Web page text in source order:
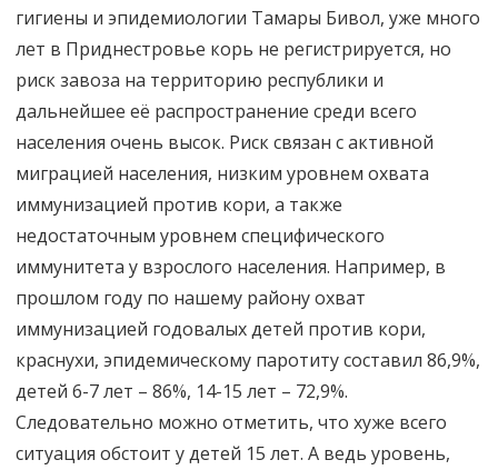
гигиены и эпидемиологии Тамары Бивол, уже много
лет в Приднестровье корь не регистрируется, но
риск завоза на территорию республики и
дальнейшее её распространение среди всего
населения очень высок. Риск связан с активной
миграцией населения, низким уровнем охвата
иммунизацией против кори, а также
недостаточным уровнем специфического
иммунитета у взрослого населения. Например, в
прошлом году по нашему району охват
иммунизацией годовалых детей против кори,
краснухи, эпидемическому паротиту составил 86,9%,
детей 6-7 лет – 86%, 14-15 лет – 72,9%.
Следовательно можно отметить, что хуже всего
ситуация обстоит у детей 15 лет. А ведь уровень,